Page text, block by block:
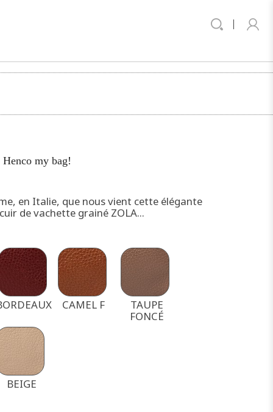
Henco my bag!
en Italie, que nous vient cette élégante
de vachette grainé ZOLA...
CAMEL F
TAUPE
FONCÉ
BEIGE